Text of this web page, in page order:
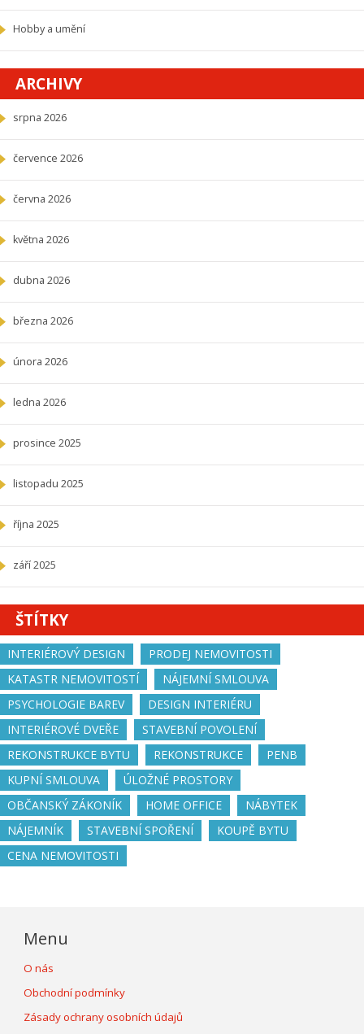
Hobby a umění
ARCHIVY
srpna 2026
července 2026
června 2026
května 2026
dubna 2026
března 2026
února 2026
ledna 2026
prosince 2025
listopadu 2025
října 2025
září 2025
ŠTÍTKY
INTERIÉROVÝ DESIGN
PRODEJ NEMOVITOSTI
KATASTR NEMOVITOSTÍ
NÁJEMNÍ SMLOUVA
PSYCHOLOGIE BAREV
DESIGN INTERIÉRU
INTERIÉROVÉ DVEŘE
STAVEBNÍ POVOLENÍ
REKONSTRUKCE BYTU
REKONSTRUKCE
PENB
KUPNÍ SMLOUVA
ÚLOŽNÉ PROSTORY
OBČANSKÝ ZÁKONÍK
HOME OFFICE
NÁBYTEK
NÁJEMNÍK
STAVEBNÍ SPOŘENÍ
KOUPĚ BYTU
CENA NEMOVITOSTI
Menu
O nás
Obchodní podmínky
Zásady ochrany osobních údajů